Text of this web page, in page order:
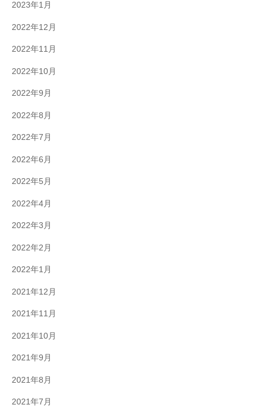
2023年1月
2022年12月
2022年11月
2022年10月
2022年9月
2022年8月
2022年7月
2022年6月
2022年5月
2022年4月
2022年3月
2022年2月
2022年1月
2021年12月
2021年11月
2021年10月
2021年9月
2021年8月
2021年7月